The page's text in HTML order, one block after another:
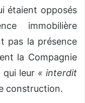
étaient opposés
immobilière
pas la présence
la Compagnie
qui leur « interdit
construction.